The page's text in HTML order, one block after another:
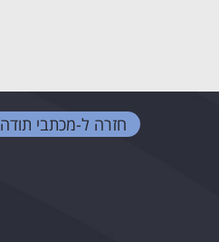
חזרה ל-מכתבי תודה